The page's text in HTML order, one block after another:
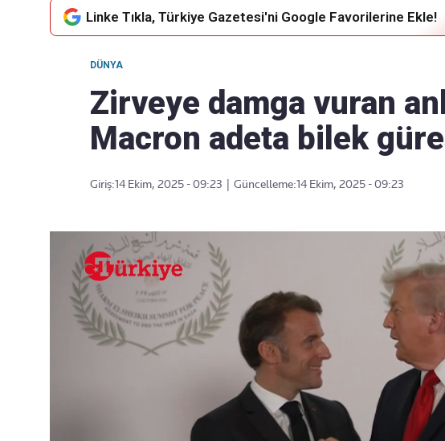
akışımıza ulaşın
Linke Tıkla, Türkiye Gazetesi'ni Google Favorilerine Ekle!
DÜNYA
Zirveye damga vuran
Macron adeta bilek
Giriş:14 Ekim, 2025 - 09:23 Güncelleme:14 Ekim, 2025 - 09:23